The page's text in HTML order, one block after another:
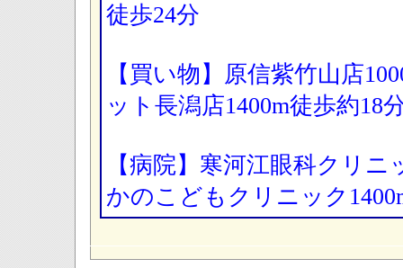
徒歩24分
【買い物】原信紫竹山店
ット長潟店1400m徒歩約
【病院】寒河江眼科クリ
かのこどもクリニック